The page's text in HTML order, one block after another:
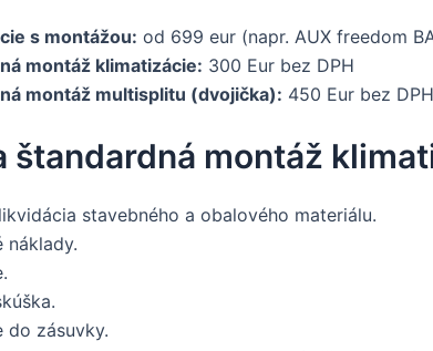
s montážou: od 699 eur (napr. AUX freedom
montáž klimatizácie: 300 Eur bez DPH
montáž multisplitu (dvojička): 450 Eur bez DPH
štandardná montáž
stavebného a obalového materiálu.
náklady.
do zásuvky.